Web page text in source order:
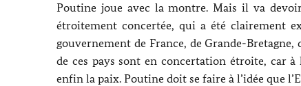
Poutine joue avec la montre. Mais il va
étroitement concertée, qui a été clairement
gouvernement de France, de Grande-Bretagne,
de ces pays sont en concertation étroite, car
enfin la paix. Poutine doit se faire à l’idée que